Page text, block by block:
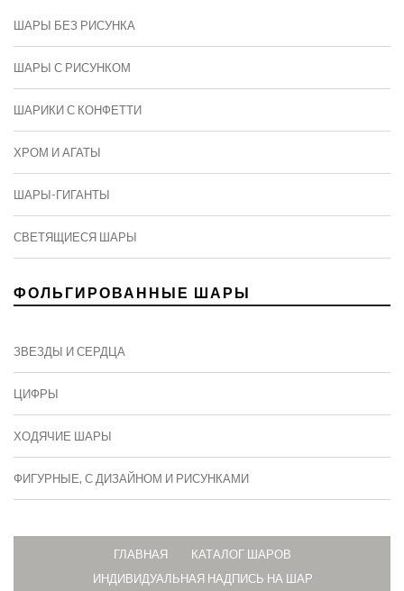
ШАРЫ БЕЗ РИСУНКА
ШАРЫ С РИСУНКОМ
ШАРИКИ С КОНФЕТТИ
ХРОМ И АГАТЫ
ШАРЫ-ГИГАНТЫ
СВЕТЯЩИЕСЯ ШАРЫ
ФОЛЬГИРОВАННЫЕ ШАРЫ
ЗВЕЗДЫ И СЕРДЦА
ЦИФРЫ
ХОДЯЧИЕ ШАРЫ
ФИГУРНЫЕ, С ДИЗАЙНОМ И РИСУНКАМИ
ГЛАВНАЯ
КАТАЛОГ ШАРОВ
ИНДИВИДУАЛЬНАЯ НАДПИСЬ НА ШАР